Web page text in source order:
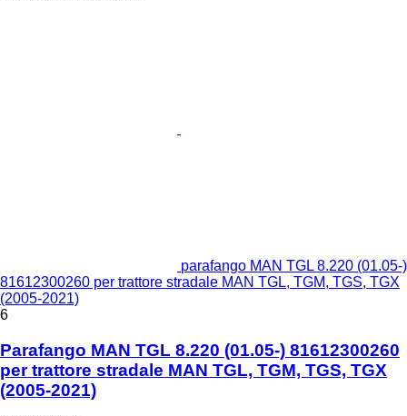
parafango MAN TGL 8.220 (01.05-)
81612300260 per trattore stradale MAN TGL, TGM, TGS, TGX
(2005-2021)
6
Parafango MAN TGL 8.220 (01.05-) 81612300260
per trattore stradale MAN TGL, TGM, TGS, TGX
(2005-2021)